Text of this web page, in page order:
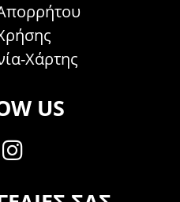
Χάρτης
US